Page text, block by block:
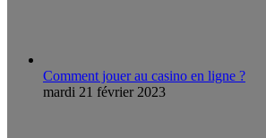
Comment jouer au casino en ligne ?
mardi 21 février 2023